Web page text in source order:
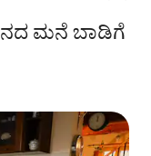
ಮನೆ ಬಾಡಿಗೆ